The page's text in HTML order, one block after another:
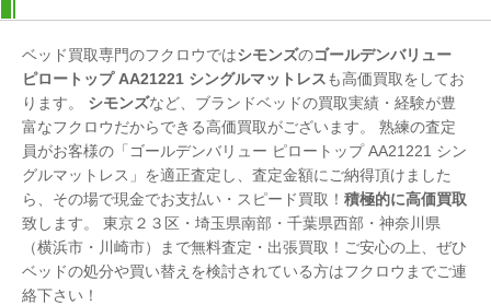
ベッド買取専門のフクロウではシモンズのゴールデンバリュー
ピロートップ AA21221 シングルマットレスも高価買取をしてお
ります。 シモンズなど、ブランドベッドの買取実績・経験が豊
富なフクロウだからできる高価買取がございます。 熟練の査定
員がお客様の「ゴールデンバリュー ピロートップ AA21221 シン
グルマットレス」を適正査定し、査定金額にご納得頂けました
ら、その場で現金でお支払い・スピード買取！ 積極的に高価買取
致します。 東京２３区・埼玉県南部・千葉県西部・神奈川県
（横浜市・川崎市）まで無料査定・出張買取！ご安心の上、ぜひ
ベッドの処分や買い替えを検討されている方はフクロウまでご連
絡下さい！